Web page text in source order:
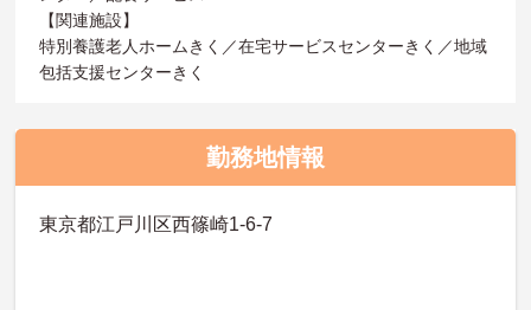
【関連施設】
特別養護老人ホームきく／在宅サービスセンターきく／地域
包括支援センターきく
勤務地情報
東京都江戸川区西篠崎1-6-7